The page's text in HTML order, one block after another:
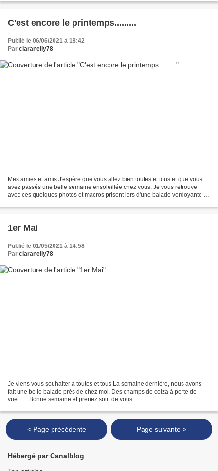
C'est encore le printemps.........
Publié le 06/06/2021 à 18:42
Par claranelly78
Mes amies et amis J'espère que vous allez bien toutes et tous et que vous
avez passés une belle semaine ensoleillée chez vous. Je vous retrouve
avec ces quelques photos et macros prisent lors d'une balade verdoyante et
1er Mai
Publié le 01/05/2021 à 14:58
Par claranelly78
Je viens vous souhaiter à toutes et tous La semaine dernière, nous avons
fait une belle balade près de chez moi. Des champs de colza à perte de
vue....... Bonne semaine et prenez soin de vous......
< Page précédente Page suivante >
Hébergé par Canalblog